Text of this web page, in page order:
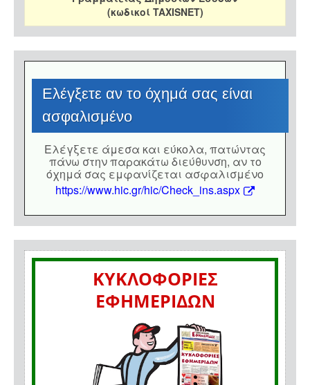
(κωδικοί TAXISNET)
Eλέγξετε αν το όχημά σας είναι
ασφαλισμένο
Eλέγξετε άμεσα και εύκολα, πατώντας
πάνω στην παρακάτω διεύθυνση, αν το
όχημά σας εμφανίζεται ασφαλισμένο
https://www.hic.gr/hic/Check_ins.aspx
ΚΥΚΛΟΦΟΡΙΕΣ
ΕΦΗΜΕΡΙΔΩΝ